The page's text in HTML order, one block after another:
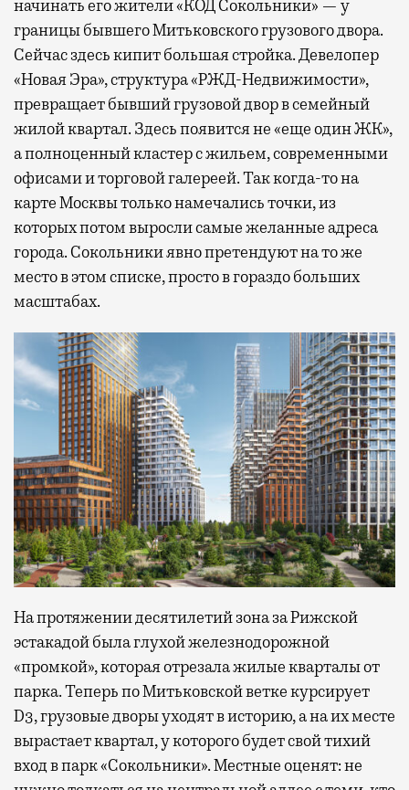
начинать его жители «КОД Сокольники» — у
границы бывшего Митьковского грузового двора.
Сейчас здесь кипит большая стройка. Девелопер
«Новая Эра», структура «РЖД-Недвижимости»,
превращает бывший грузовой двор в семейный
жилой квартал. Здесь появится не «еще один ЖК»,
а полноценный кластер с жильем, современными
офисами и торговой галереей. Так когда-то на
карте Москвы только намечались точки, из
которых потом выросли самые желанные адреса
города. Сокольники явно претендуют на то же
место в этом списке, просто в гораздо больших
масштабах.
На протяжении десятилетий зона за Рижской
эстакадой была глухой железнодорожной
«промкой», которая отрезала жилые кварталы от
парка. Теперь по Митьковской ветке курсирует
D3, грузовые дворы уходят в историю, а на их месте
вырастает квартал, у которого будет свой тихий
вход в парк «Сокольники». Местные оценят: не